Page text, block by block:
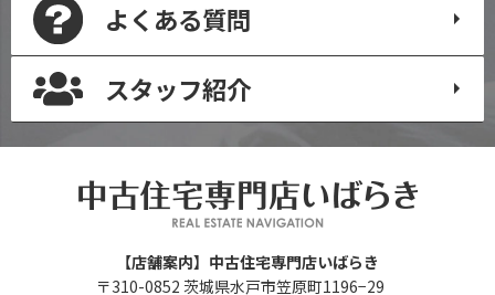
よくある質問
スタッフ紹介
【店舗案内】中古住宅専門店いばらき
〒310-0852 茨城県水戸市笠原町1196−29